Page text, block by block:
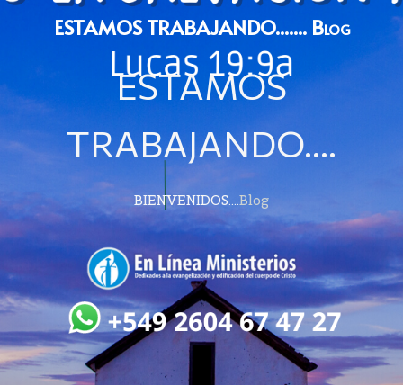
ESTAMOS TRABAJANDO....... Blog
ESTAMOS
TRABAJANDO....
BIENVENIDOS....Blog